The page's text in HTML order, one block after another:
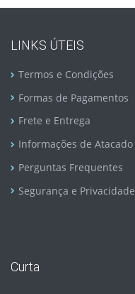
LINKS ÚTEIS
Termos e Condições
Formas de Pagamentos
Frete e Entrega
Informações de Atacado
Perguntas Frequentes
Segurança e Privacidade
Curta